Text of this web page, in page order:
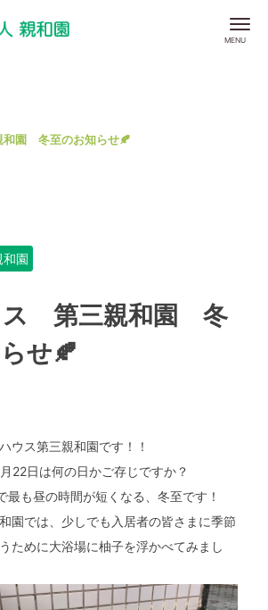
園 冬至のお知らせ🍂
和園
ス 第三親和園 冬
せ🍂
ウス第三親和園です！！
22日は何の日かご存じですか？
最も昼の時間が短くなる、冬至です！
園では、少しでも入居者の皆さまに季節
ために大浴場に柚子を浮かべてみまし